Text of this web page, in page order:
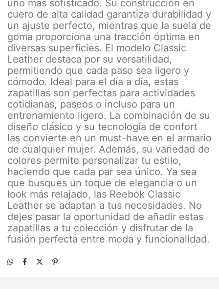
uno más sofisticado. Su construcción en
cuero de alta calidad garantiza durabilidad y
un ajuste perfecto, mientras que la suela de
goma proporciona una tracción óptima en
diversas superficies. El modelo Classic
Leather destaca por su versatilidad,
permitiendo que cada paso sea ligero y
cómodo. Ideal para el día a día, estas
zapatillas son perfectas para actividades
cotidianas, paseos o incluso para un
entrenamiento ligero. La combinación de su
diseño clásico y su tecnología de confort
las convierte en un must-have en el armario
de cualquier mujer. Además, su variedad de
colores permite personalizar tu estilo,
haciendo que cada par sea único. Ya sea
que busques un toque de elegancia o un
look más relajado, las Reebok Classic
Leather se adaptan a tus necesidades. No
dejes pasar la oportunidad de añadir estas
zapatillas a tu colección y disfrutar de la
fusión perfecta entre moda y funcionalidad.